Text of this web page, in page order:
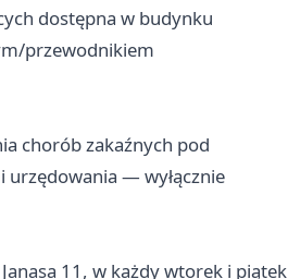
dostępna w budynku
przewodnikiem
chorób zakaźnych pod
urzędowania — wyłącznie
11, w każdy wtorek i piątek